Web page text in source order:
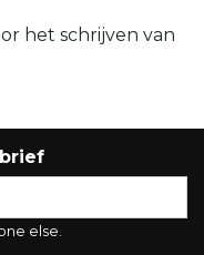
het schrijven van
else.